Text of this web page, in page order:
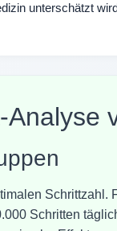
unterschätzt
Schrittzahl.
Schritten